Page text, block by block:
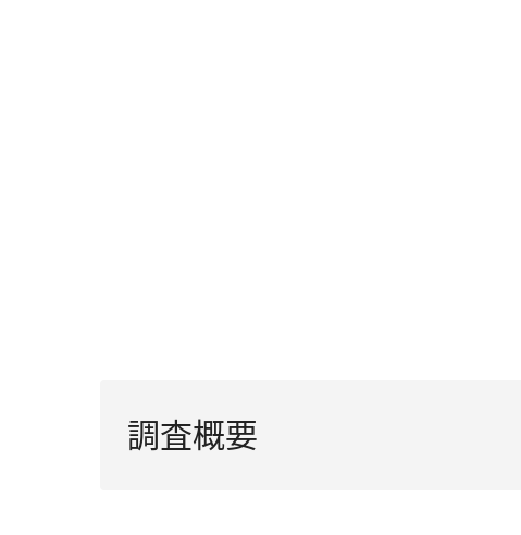
調査概要